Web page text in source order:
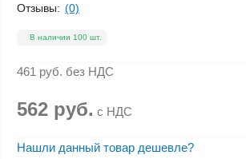
Отзывы: (0)
В наличии 100 шт.
461 руб. без НДС
562 руб. с НДС
Нашли данный товар дешевле?